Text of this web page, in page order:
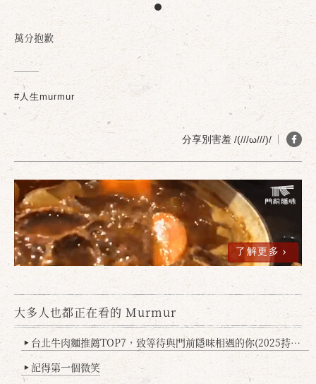
萬分抱歉
#人生murmur
分享別害羞 /(///ω///)/
了解更多
大多人也都正在看的 Murmur
▶ 台北牛肉麵推薦TOP7，致等待與門前隱味相遇的你(2025持續更新
▶ 記得第一個微笑
取消